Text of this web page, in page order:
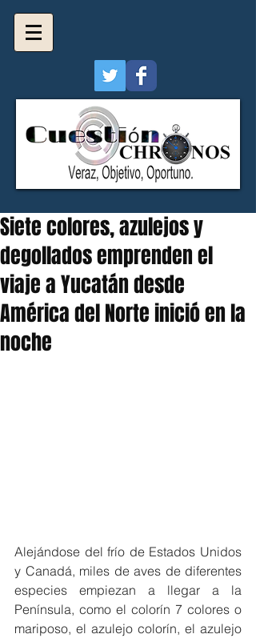
Siete colores, azulejos y
degollados emprenden el
viaje a Yucatán desde
América del Norte inició en la
noche
Alejándose del frío de Estados Unidos
y Canadá, miles de aves de diferentes
especies empiezan a llegar a la
Península, como el colorín 7 colores o
mariposo, el azulejo colorín, el azulejo